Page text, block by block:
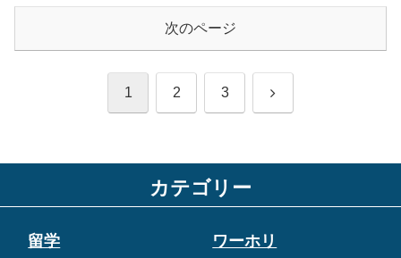
次のページ
1 2 3 次
カテゴリー
留学 ワーホリ